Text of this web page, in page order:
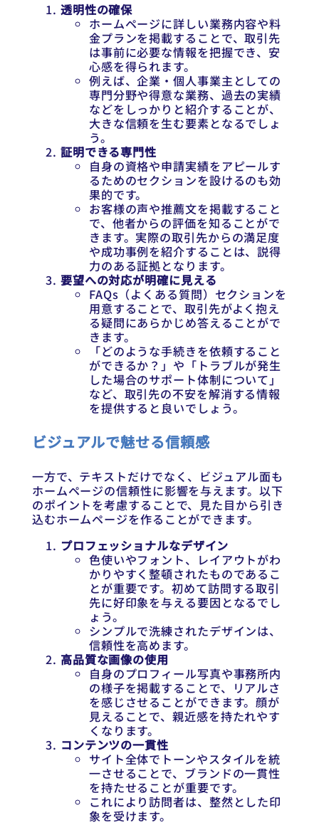
透明性の確保
ホームページに詳しい業務内容や料
金プランを掲載することで、取引先
は事前に必要な情報を把握でき、安
心感を得られます。
例えば、企業・個人事業主としての
専門分野や得意な業務、過去の実績
などをしっかりと紹介することが、
大きな信頼を生む要素となるでしょ
う。
証明できる専門性
自身の資格や申請実績をアピールす
るためのセクションを設けるのも効
果的です。
お客様の声や推薦文を掲載すること
で、他者からの評価を知ることがで
きます。実際の取引先からの満足度
や成功事例を紹介することは、説得
力のある証拠となります。
要望への対応が明確に見える
FAQs（よくある質問）セクションを
用意することで、取引先がよく抱え
る疑問にあらかじめ答えることがで
きます。
「どのような手続きを依頼すること
ができるか？」や「トラブルが発生
した場合のサポート体制について」
など、取引先の不安を解消する情報
を提供すると良いでしょう。
ビジュアルで魅せる信頼感
一方で、テキストだけでなく、ビジュアル面も
ホームページの信頼性に影響を与えます。以下
のポイントを考慮することで、見た目から引き
込むホームページを作ることができます。
プロフェッショナルなデザイン
色使いやフォント、レイアウトがわ
かりやすく整頓されたものであるこ
とが重要です。初めて訪問する取引
先に好印象を与える要因となるでし
ょう。
シンプルで洗練されたデザインは、
信頼性を高めます。
高品質な画像の使用
自身のプロフィール写真や事務所内
の様子を掲載することで、リアルさ
を感じさせることができます。顔が
見えることで、親近感を持たれやす
くなります。
コンテンツの一貫性
サイト全体でトーンやスタイルを統
一させることで、ブランドの一貫性
を持たせることが重要です。
これにより訪問者は、整然とした印
象を受けます。